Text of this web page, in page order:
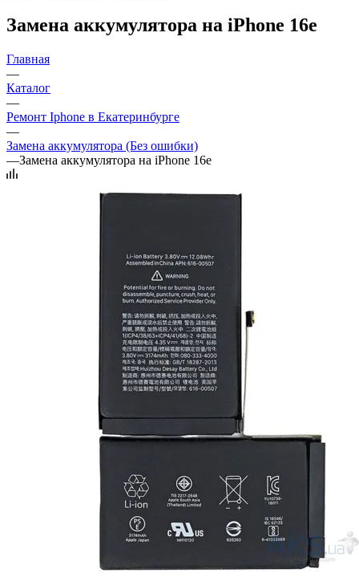
Замена аккумулятора на iPhone 16e
Главная
—
Каталог
—
Ремонт Iphone в Екатеринбурге
—
Замена аккумулятора (Без ошибки)
—Замена аккумулятора на iPhone 16e